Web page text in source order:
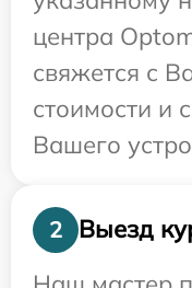
центра
свяжется с
стоимости и
Вашего
2
Выезд